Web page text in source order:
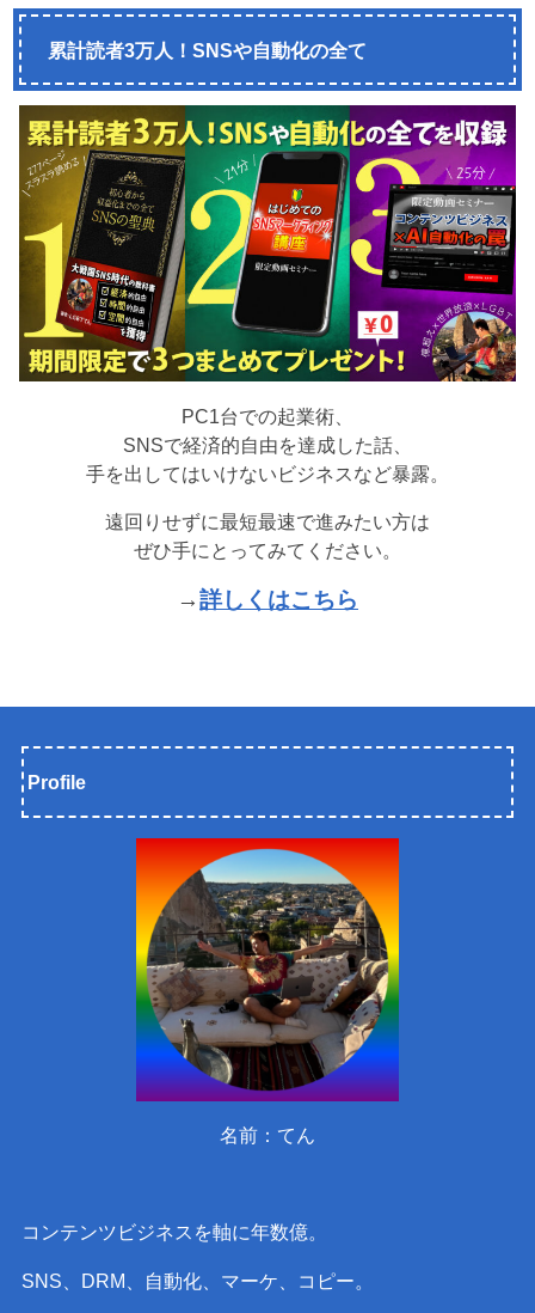
累計読者3万人！SNSや自動化の全て
PC1台での起業術、
SNSで経済的自由を達成した話、
手を出してはいけないビジネスなど暴露。
遠回りせずに最短最速で進みたい方は
ぜひ手にとってみてください。
→詳しくはこちら
Profile
名前：てん
コンテンツビジネスを軸に年数億。
SNS、DRM、自動化、マーケ、コピー。